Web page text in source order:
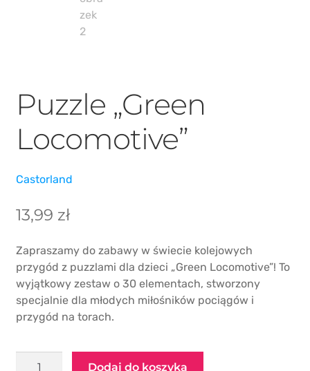
Puzzle „Green
Locomotive”
Castorland
13,99 zł
Zapraszamy do zabawy w świecie kolejowych
przygód z puzzlami dla dzieci „Green Locomotive”! To
wyjątkowy zestaw o 30 elementach, stworzony
specjalnie dla młodych miłośników pociągów i
przygód na torach.
Dodaj do koszyka